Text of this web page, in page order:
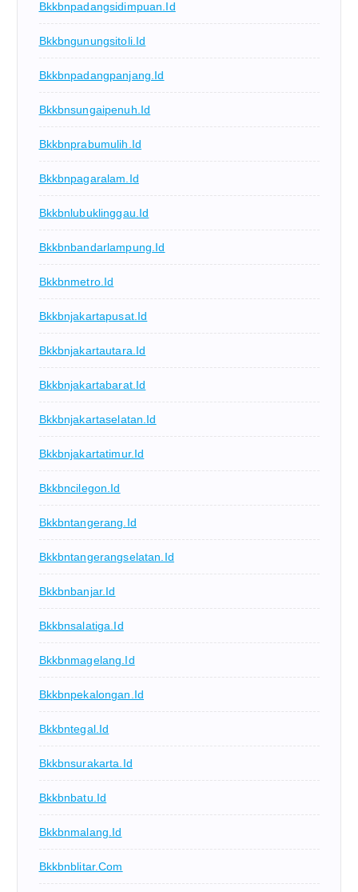
Bkkbnpadangsidimpuan.id
Bkkbngunungsitoli.id
Bkkbnpadangpanjang.id
Bkkbnsungaipenuh.id
Bkkbnprabumulih.id
Bkkbnpagaralam.id
Bkkbnlubuklinggau.id
Bkkbnbandarlampung.id
Bkkbnmetro.id
Bkkbnjakartapusat.id
Bkkbnjakartautara.id
Bkkbnjakartabarat.id
Bkkbnjakartaselatan.id
Bkkbnjakartatimur.id
Bkkbncilegon.id
Bkkbntangerang.id
Bkkbntangerangselatan.id
Bkkbnbanjar.id
Bkkbnsalatiga.id
Bkkbnmagelang.id
Bkkbnpekalongan.id
Bkkbntegal.id
Bkkbnsurakarta.id
Bkkbnbatu.id
Bkkbnmalang.id
Bkkbnblitar.com